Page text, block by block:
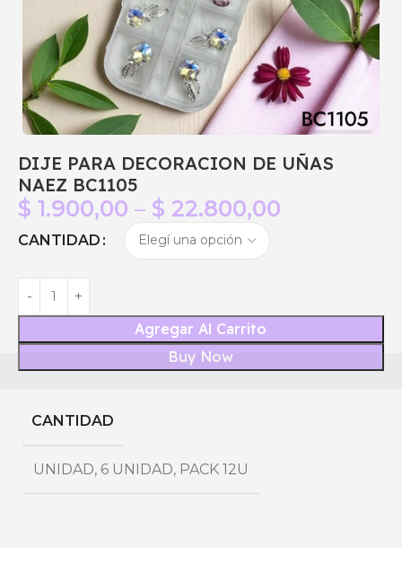
DIJE PARA DECORACION DE UÑAS
NAEZ BC1105
$ 1.900,00 – $ 22.800,00
CANTIDAD
Agregar Al Carrito
Buy Now
CANTIDAD
UNIDAD, 6 UNIDAD, PACK 12U